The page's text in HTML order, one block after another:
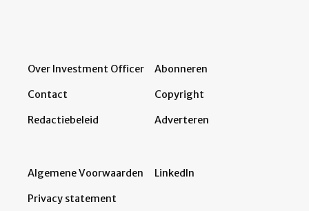
Over Investment Officer
Contact
Redactiebeleid
Abonneren
Copyright
Adverteren
Algemene Voorwaarden
Privacy statement
LinkedIn